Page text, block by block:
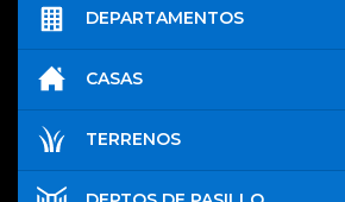
DEPARTAMENTOS
CASAS
TERRENOS